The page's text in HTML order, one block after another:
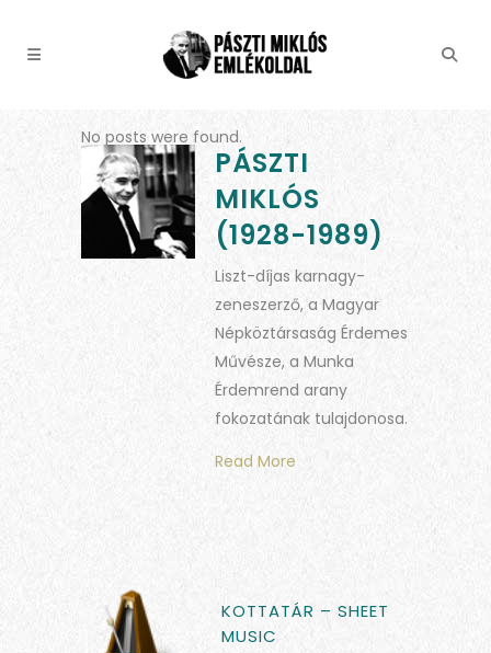
No posts were found.
PÁSZTI
MIKLÓS
(1928-1989)
Liszt-díjas karnagy-
zeneszerző, a Magyar
Népköztársaság Érdemes
Művésze, a Munka
Érdemrend arany
fokozatának tulajdonosa.
Read More
KOTTATÁR – SHEET
MUSIC